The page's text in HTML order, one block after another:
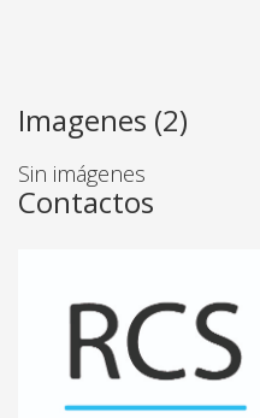
Imagenes (2)
Sin imágenes
Contactos